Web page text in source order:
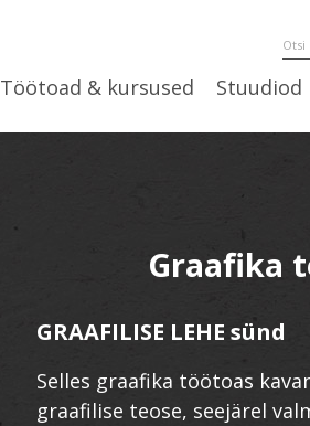
Töötoad & kursused Stuudiod
Graafika
GRAAFILISE LEHE sünd
Selles graafika töötoas
graafilise teose, seejärel